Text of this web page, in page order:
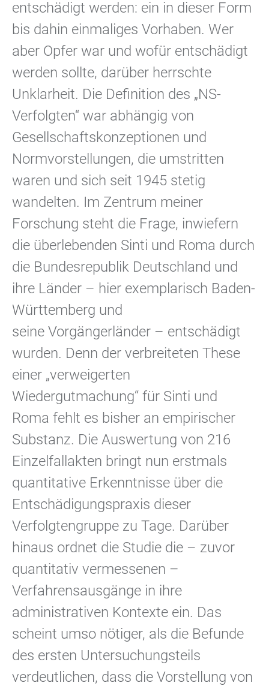
entschädigt werden: ein in dieser Form
bis dahin einmaliges Vorhaben. Wer
aber Opfer war und wofür entschädigt
werden sollte, darüber herrschte
Unklarheit. Die Definition des „NS-
Verfolgten“ war abhängig von
Gesellschaftskonzeptionen und
Normvorstellungen, die umstritten
waren und sich seit 1945 stetig
wandelten. Im Zentrum meiner
Forschung steht die Frage, inwiefern
die überlebenden Sinti und Roma durch
die Bundesrepublik Deutschland und
ihre Länder – hier exemplarisch Baden-
Württemberg und
seine Vorgängerländer – entschädigt
wurden. Denn der verbreiteten These
einer „verweigerten
Wiedergutmachung“ für Sinti und
Roma fehlt es bisher an empirischer
Substanz. Die Auswertung von 216
Einzelfallakten bringt nun erstmals
quantitative Erkenntnisse über die
Entschädigungspraxis dieser
Verfolgtengruppe zu Tage. Darüber
hinaus ordnet die Studie die – zuvor
quantitativ vermessenen –
Verfahrensausgänge in ihre
administrativen Kontexte ein. Das
scheint umso nötiger, als die Befunde
des ersten Untersuchungsteils
verdeutlichen, dass die Vorstellung von